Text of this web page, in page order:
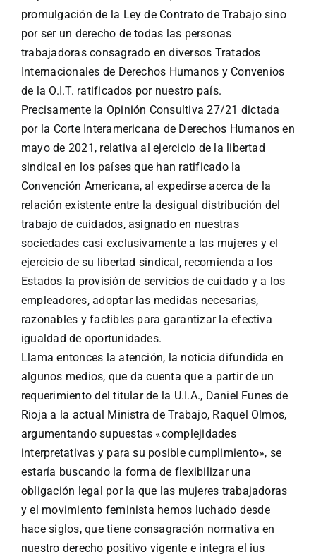
promulgación de la Ley de Contrato de Trabajo sino
por ser un derecho de todas las personas
trabajadoras consagrado en diversos Tratados
Internacionales de Derechos Humanos y Convenios
de la O.I.T. ratificados por nuestro país.
Precisamente la Opinión Consultiva 27/21 dictada
por la Corte Interamericana de Derechos Humanos en
mayo de 2021, relativa al ejercicio de la libertad
sindical en los países que han ratificado la
Convención Americana, al expedirse acerca de la
relación existente entre la desigual distribución del
trabajo de cuidados, asignado en nuestras
sociedades casi exclusivamente a las mujeres y el
ejercicio de su libertad sindical, recomienda a los
Estados la provisión de servicios de cuidado y a los
empleadores, adoptar las medidas necesarias,
razonables y factibles para garantizar la efectiva
igualdad de oportunidades.
Llama entonces la atención, la noticia difundida en
algunos medios, que da cuenta que a partir de un
requerimiento del titular de la U.I.A., Daniel Funes de
Rioja a la actual Ministra de Trabajo, Raquel Olmos,
argumentando supuestas «complejidades
interpretativas y para su posible cumplimiento», se
estaría buscando la forma de flexibilizar una
obligación legal por la que las mujeres trabajadoras
y el movimiento feminista hemos luchado desde
hace siglos, que tiene consagración normativa en
nuestro derecho positivo vigente e integra el ius